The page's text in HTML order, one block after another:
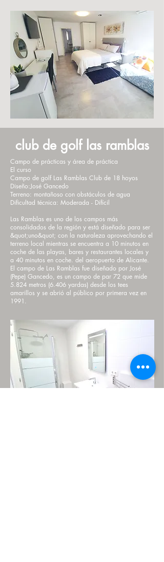
club de golf las ramblas
Campo de prácticas y área de práctica
El curso
Campo de golf Las Ramblas Club de 18 hoyos
Diseño:José Gancedo
Terreno: montañoso con obstáculos de agua
Dificultad técnica: Moderada - Difícil
Las Ramblas es uno de los campos más
consolidados de la región y está diseñado para ser
&quot;uno&quot; con la naturaleza aprovechando el
terreno local mientras se encuentra a 10 minutos en
coche de las playas, bares y restaurantes locales y
a 40 minutos en coche. del aeropuerto de Alicante.
El campo de Las Ramblas fue diseñado por José
(Pepe) Gancedo, es un campo de par 72 que mide
5.824 metros (6.406 yardas) desde los tees
amarillos y se abrió al público por primera vez en
1991.